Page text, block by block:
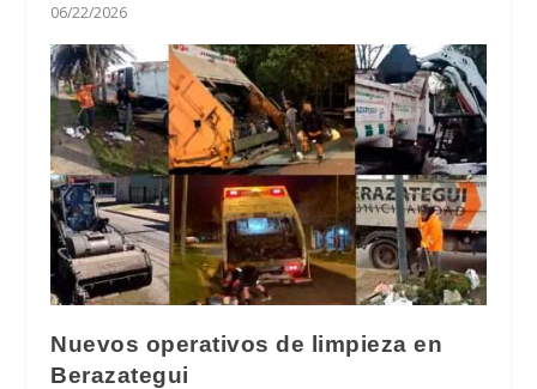
06/22/2026
Nuevos operativos de limpieza en
Berazategui